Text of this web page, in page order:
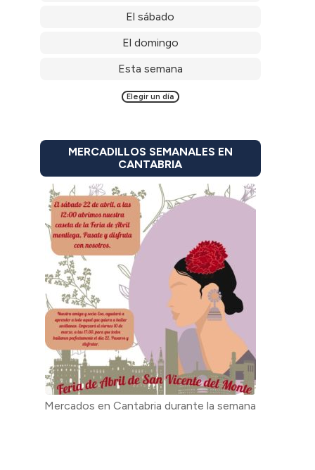
El sábado
El domingo
Esta semana
Elegir un día
MERCADILLOS SEMANALES EN
CANTABRIA
Mercados en Cantabria durante la semana